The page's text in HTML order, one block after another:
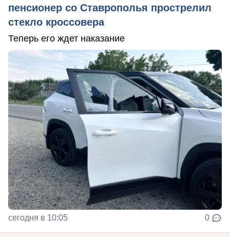
пенсионер со Ставрополья прострелил
стекло кроссовера
Теперь его ждет наказание
сегодня в 10:05 0